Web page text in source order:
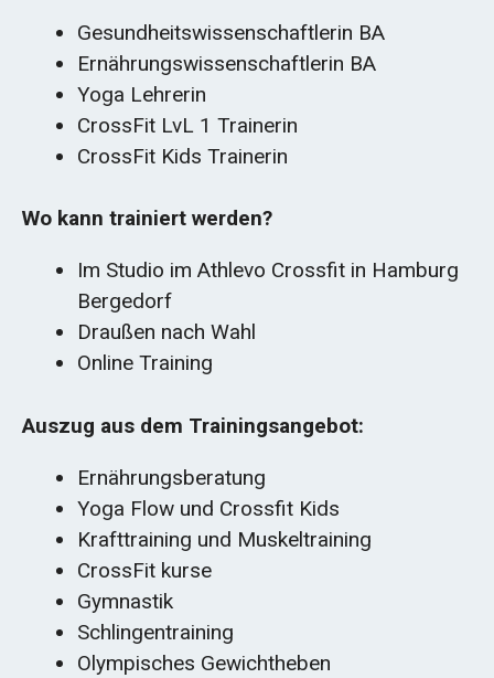
Gesundheitswissenschaftlerin BA
Ernährungswissenschaftlerin BA
Yoga Lehrerin
CrossFit LvL 1 Trainerin
CrossFit Kids Trainerin
Wo kann trainiert werden?
Im Studio im Athlevo Crossfit in Hamburg
Bergedorf
Draußen nach Wahl
Online Training
Auszug aus dem Trainingsangebot:
Ernährungsberatung
Yoga Flow und Crossfit Kids
Krafttraining und Muskeltraining
CrossFit kurse
Gymnastik
Schlingentraining
Olympisches Gewichtheben